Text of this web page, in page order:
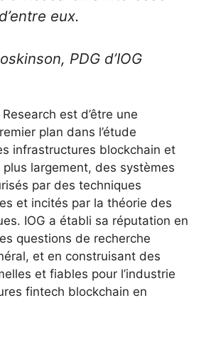
eux.
PDG d’IOG
Research est d’être une
plan dans l’étude
infrastructures blockchain et
largement, des systèmes
par des techniques
et incités par la théorie des
IOG a établi sa réputation en
questions de recherche
et en construisant des
et fiables pour l’industrie
fintech blockchain en